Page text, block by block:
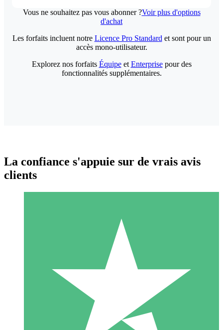
Vous ne souhaitez pas vous abonner ?Voir plus d'options
d'achat
Packs de Crédits Individuels
Payez à l'utilisation avec des crédits de téléchargement. Sans
1 Téléchargement
10 00
Les forfaits incluent notre Licence Pro Standard et sont pour un
accès mono-utilisateur.
Explorez nos forfaits Équipeet Enterprisepour des
fonctionnalités supplémentaires.
La confiance s'appuie sur de vrais avis
clients